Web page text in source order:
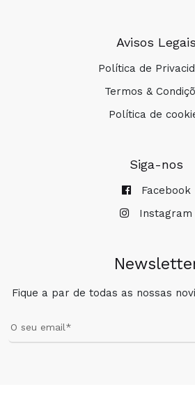
Avisos Legais
Política de
Termos &
Política de
Siga-nos
Facebook
Instagram
Fique a par de todas as nossas